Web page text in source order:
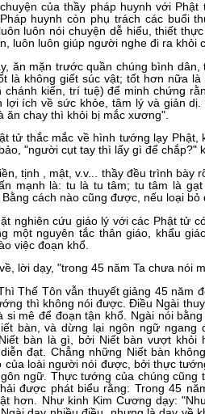
của thầy pháp huynh với
huynh còn phụ trách các buổi
luôn nói chuyện dễ hiểu, thiết
luôn luôn giúp người nghe đi ra khỏi
ăn mặn trước quần chúng bình
là không giết súc vật; tốt hơn nữa
chánh kiến, trí tuệ) để minh chứng
lợi ích về sức khỏe, tâm lý và giản
ăn chay thì khỏi bị mắc xương".
tử thắc mắc về hình tướng lạy
"người cụt tay thì lấy gì để chắp?"
tịnh , mật, v.v... thầy đều trình bày
mạnh là: tu là tu tâm; tu tâm là
cách nào cũng được, nếu loại
nghiên cứu giáo lý với các Phật tử
một nguyên tắc thân giáo, khẩu
việc đoạn khổ.
lời dạy, "trong 45 năm Ta chưa nói
Thế Tôn vẫn thuyết giảng 45 năm
thì không nói được. Ðiều Ngài
si mê để đoạn tận khổ. Ngài nói
bàn, và dừng lại ngôn ngữ ngang
bàn là gì, bởi Niết bàn vượt
đạt. Chẳng những Niết bàn
của loài người nói được, bởi thực
ngữ. Thực tướng của chúng cũng
được phát biểu rằng: Trong 45
hơn. Như kinh Kim Cương dạy: